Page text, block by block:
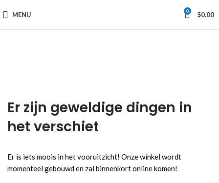
MENU 0 $0.00
Er zijn geweldige dingen in
het verschiet
Er is iets moois in het vooruitzicht! Onze winkel wordt
momenteel gebouwd en zal binnenkort online komen!